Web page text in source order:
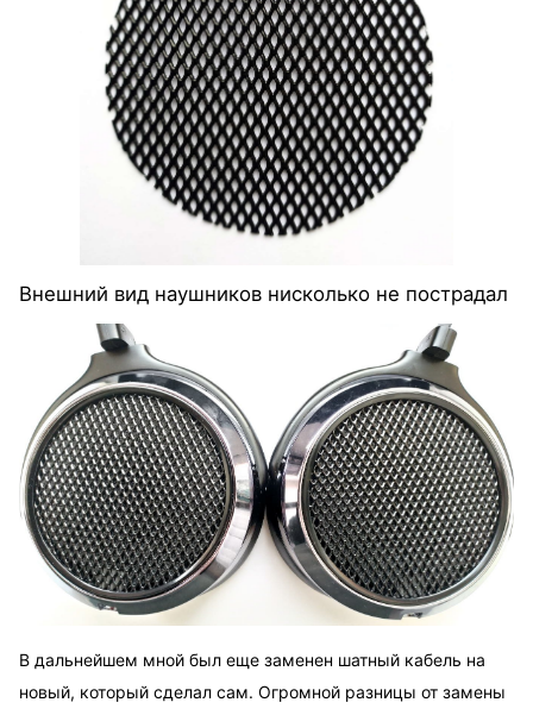
Внешний вид наушников нисколько не пострадал
В дальнейшем мной был еще заменен шатный кабель на
новый, который cделал сам. Огромной разницы от замены